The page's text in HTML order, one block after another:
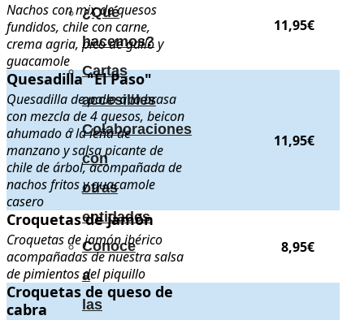
¿Qué
hacemos?
Cartas
accesibles
Colaboraciones
con
otras
entidades
Conoce
a
las
Nachos con mix de quesos
fundidos, chile con carne,
crema agria, pico de gallo y
guacamole
11,95€
Quesadilla "El Paso" . Quesadilla de pollo a la brasa con mezcla
Quesadilla "El Paso"
Quesadilla de pollo a la brasa
con mezcla de 4 quesos, beicon
ahumado a la leña de
manzano y salsa picante de
chile de árbol, acompañada de
nachos fritos y guacamole
casero
11,95€
Croquetas de jamón . Croquetas de jamón ibérico
Croquetas de jamón
Croquetas de jamón ibérico
acompañadas de nuestra salsa
de pimientos del piquillo
8,95€
Croquetas de queso de cabra . Croquetas caseras de queso de
Croquetas de queso de
cabra